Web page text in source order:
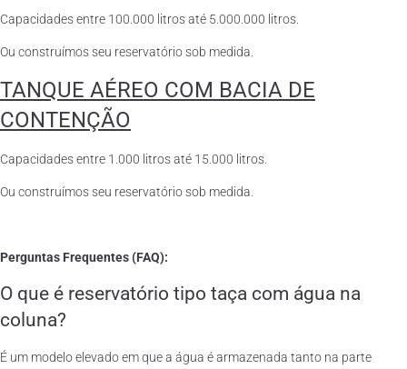
Capacidades entre 100.000 litros até 5.000.000 litros.
Ou construímos seu reservatório sob medida.
TANQUE AÉREO COM BACIA DE
CONTENÇÃO
Capacidades entre 1.000 litros até 15.000 litros.
Ou construímos seu reservatório sob medida.
Perguntas Frequentes (FAQ):
O que é reservatório tipo taça com água na
coluna?
É um modelo elevado em que a água é armazenada tanto na parte